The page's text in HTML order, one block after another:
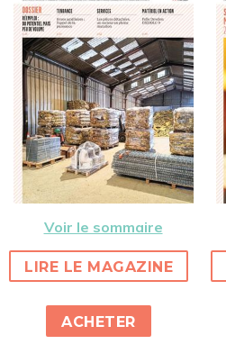
Voir le sommaire
LIRE LE MAGAZINE
ACHETER